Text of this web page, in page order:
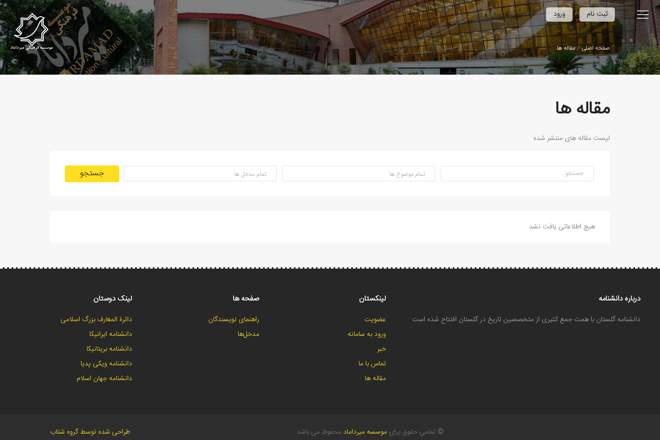
ورود / ثبت نام
صفحه اصلی مقاله ها
مقاله ها
لیست مقاله های منتشر شده
جستجو
هیچ اطلاعاتی یافت نشد
درباره دانشنامه
دانشنامه گلستان با همت جمع کثیری از متخصصین تاریخ در گلستان افتتاح شده است
لینکستان
عضویت
ورود به سامانه
خبر
تماس با ما
مقاله ها
صفحه ها
راهنمای نویسندگان
مدخل‌ها
لینک دوستان
دائرة المعارف بزرگ اسلامی
دانشنامه ایرانیکا
دانشنامه بریتانیکا
دانشنامه ویکی پدیا
دانشنامه جهان اسلام
طراحی شده توسط گروه شتاب © تمامی حقوق برای موسسه میرداماد محفوظ می باشد